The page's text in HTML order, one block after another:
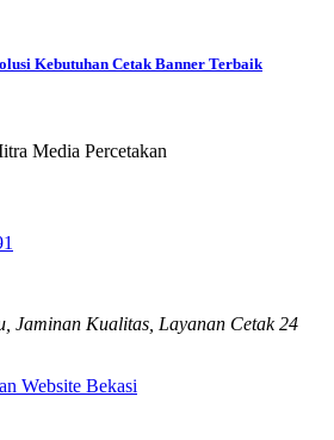
Kebutuhan Cetak Banner Terbaik
Jaminan Kualitas, Layanan Cetak 24
Website Bekasi